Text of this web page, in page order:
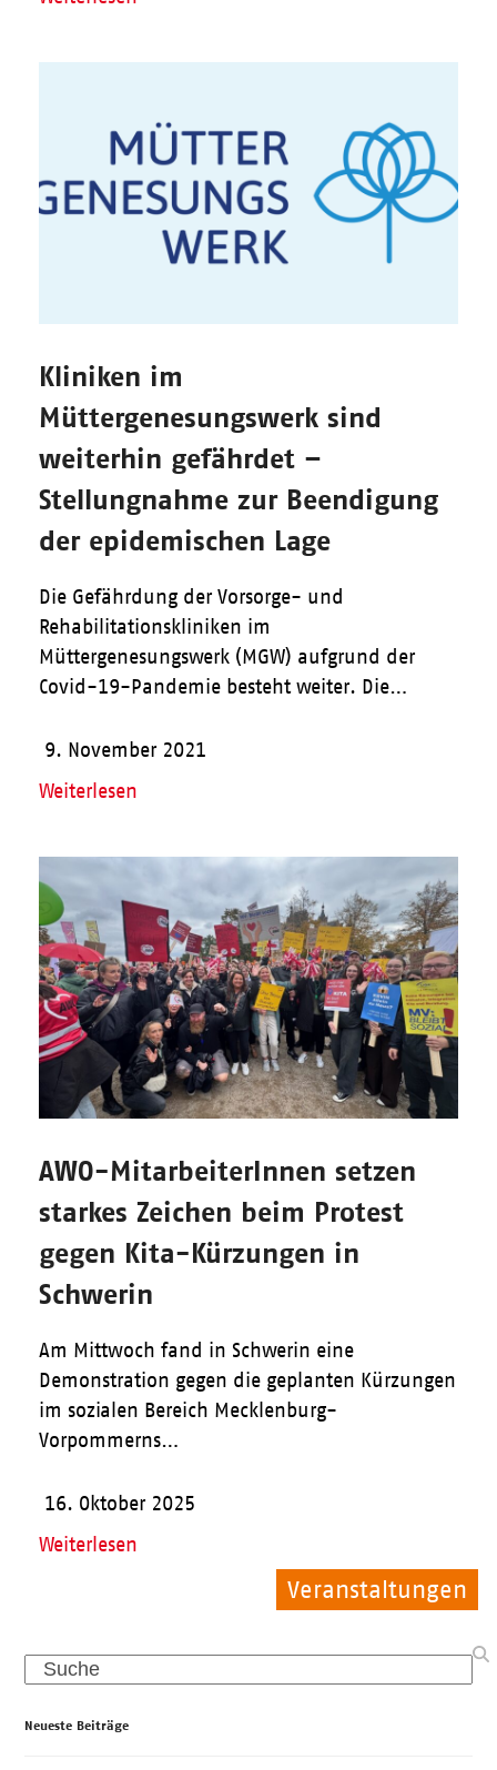
Pflege
Kinder
Kliniken im
Müttergenesungswerk sind
weiterhin gefährdet –
Stellungnahme zur Beendigung
der epidemischen Lage
Die Gefährdung der Vorsorge- und
Rehabilitationskliniken im
Müttergenesungswerk (MGW) aufgrund der
Covid-19-Pandemie besteht weiter. Die…
9. November 2021
Weiterlesen
Veranstaltungen
AWO-MitarbeiterInnen setzen
starkes Zeichen beim Protest
gegen Kita-Kürzungen in
Schwerin
Am Mittwoch fand in Schwerin eine
Demonstration gegen die geplanten Kürzungen
im sozialen Bereich Mecklenburg-
Vorpommerns…
16. Oktober 2025
Weiterlesen
Search
Neueste Beiträge